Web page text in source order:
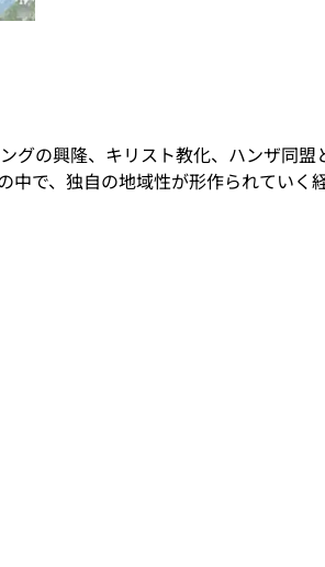
の興隆、キリスト教化、ハンザ同
で、独自の地域性が形作られていく